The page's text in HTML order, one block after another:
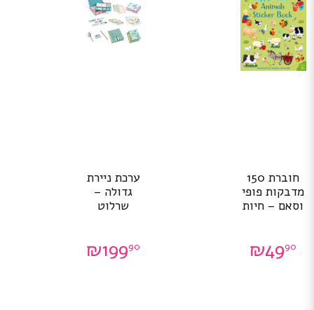
חוברת 150
מדבקות פופי
וסאם – חיות
₪4990
ערכת ניירת
גדולה –
שרלוט
₪19990